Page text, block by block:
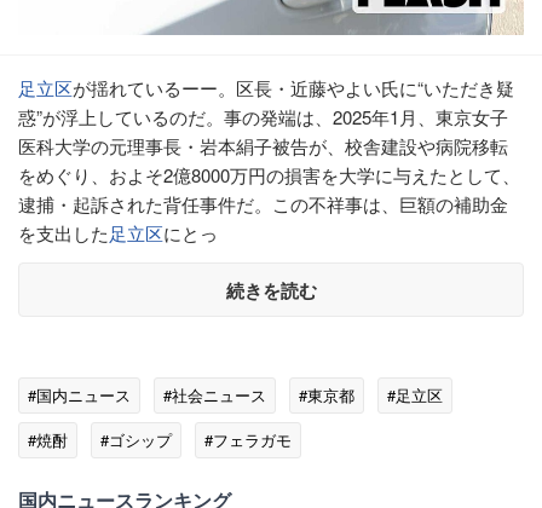
足立区が揺れているーー。区長・近藤やよい氏に“いただき疑
惑”が浮上しているのだ。事の発端は、2025年1月、東京女子
医科大学の元理事長・岩本絹子被告が、校舎建設や病院移転
をめぐり、およそ2億8000万円の損害を大学に与えたとして、
逮捕・起訴された背任事件だ。この不祥事は、巨額の補助金
を支出した足立区にとっ
続きを読む
#国内ニュース #社会ニュース #東京都
#足立区
#焼酎
#ゴシップ #フェラガモ
国内ニュースランキング